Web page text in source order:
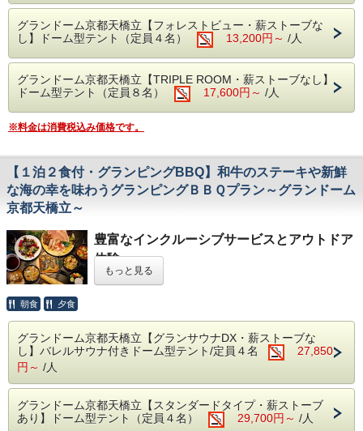
ブサービスや
キャンプギアを使ったご飯作りコンテンツな
体験ください。
【グランドーム京都天橋立】
【このプランの特徴とは・・・】
◆お食事のついていない＜素泊りプラン＞と
(火気の持ち込みは出来ませんのでオプショ
ンよりBBQコンロをご予約ください）
◆豊富な宮津エリアの新鮮食材を持ち込ん
◆お食事は朝夕ともに個別の食事スペース
で。気ままにゆっくり美味旬彩をご堪能
◆各棟に個別のお風呂・トイレをご用意して
おり、安心・快適♪
◆ナイトバーなどインクルーシブサービスを
豊富にご用意！
グランドーム京都天橋立【フォレストビュー・薪ストーブな
し】ドーム型テント（定員４名）
13,200円～ /人
グランドーム京都天橋立【TRIPLE ROOM・薪ストーブなし】
ドーム型テント（定員８名）
17,600円～ /人
※料金は消費税込み価格です。
【１泊２食付・グランピングBBQ】和牛のステーキや新鮮
な海の幸を味わうグランピングＢＢＱプラン～グランドーム
京都天橋立～
豊富なインクルーシブサービスとアウトドア
体験
快適な空間で思う存分自然を愉しむグランピ
全12棟のドーム型テントが建ち並ぶ広大な敷
地は
海までも徒歩5分と大自然を愉しむ絶好のロ
もっと見る
朝食 夕食
グランドーム京都天橋立【グランサウナDX・薪ストーブな
し】バレルサウナ付きドーム型テント/定員４名
27,850
円～ /人
グランドーム京都天橋立【スタンダードタイプ・薪ストーブ
あり】ドーム型テント（定員４名）
29,700円～ /人